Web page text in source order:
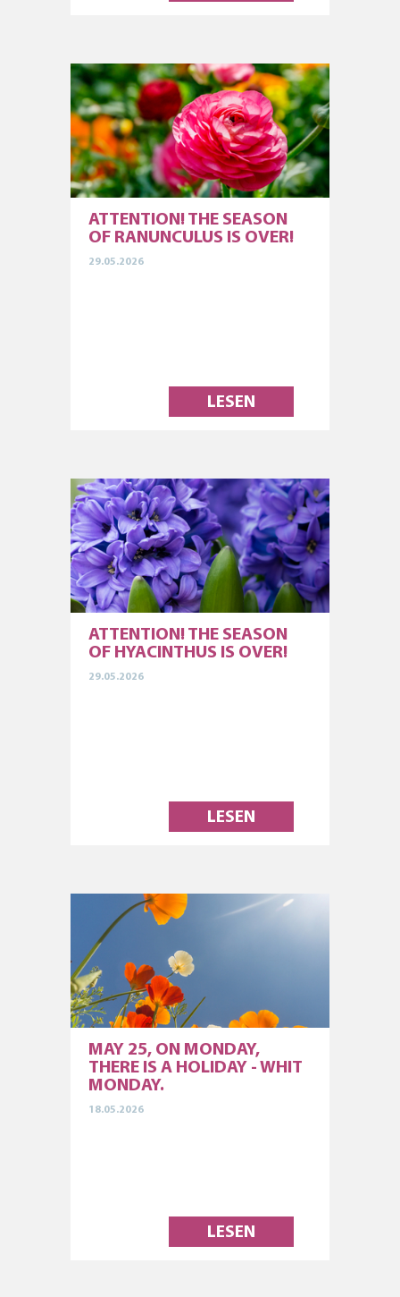
ATTENTION! THE SEASON
OF RANUNCULUS IS OVER!
29.05.2026
LESEN
ATTENTION! THE SEASON
OF HYACINTHUS IS OVER!
29.05.2026
LESEN
MAY 25, ON MONDAY,
THERE IS A HOLIDAY - WHIT
MONDAY.
18.05.2026
LESEN